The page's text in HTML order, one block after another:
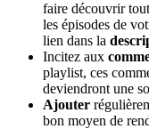
faire découvrir
les épisodes de
lien dans la
Incitez aux
playlist, ces
deviendront une
Ajouter
bon moyen de